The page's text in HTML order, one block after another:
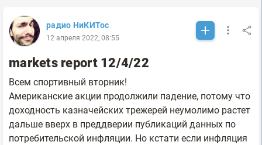
радио НиКИТос
12 апреля 2022, 08:55
markets report 12/4/22
Всем спортивный вторник!
Американские акции продолжили падение, потому что
доходность казначейских трежерей неумолимо растет
дальше вверх в преддверии публикаций данных по
потребительской инфляции. Но кстати если инфляция